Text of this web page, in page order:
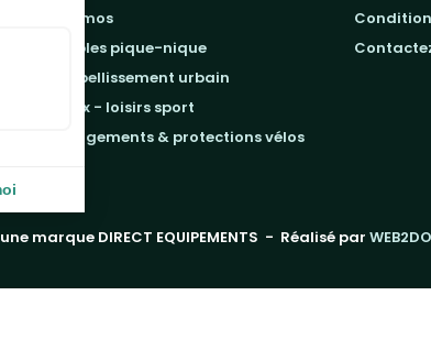
promos
tables pique-nique
embellissement urbain
jeux - loisirs sport
rangements & protections vélos
une marque DIRECT EQUIPEMENTS - Réalisé par WEB2DO